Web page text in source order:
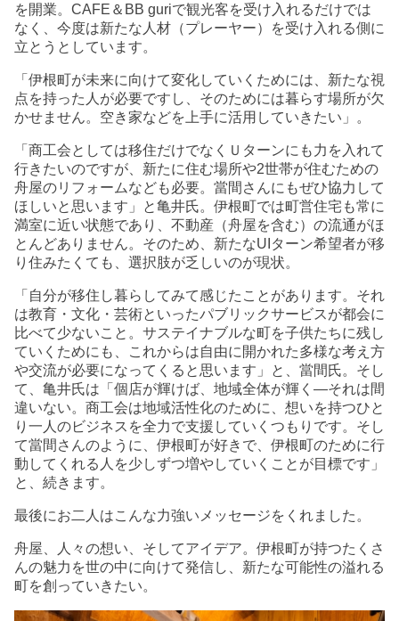
を開業。CAFE＆BB guriで観光客を受け入れるだけでは
なく、今度は新たな人材（プレーヤー）を受け入れる側に
立とうとしています。
「伊根町が未来に向けて変化していくためには、新たな視
点を持った人が必要ですし、そのためには暮らす場所が欠
かせません。空き家などを上手に活用していきたい」。
「商工会としては移住だけでなくＵターンにも力を入れて
行きたいのですが、新たに住む場所や2世帯が住むための
舟屋のリフォームなども必要。當間さんにもぜひ協力して
ほしいと思います」と亀井氏。伊根町では町営住宅も常に
満室に近い状態であり、不動産（舟屋を含む）の流通がほ
とんどありません。そのため、新たなUIターン希望者が移
り住みたくても、選択肢が乏しいのが現状。
「自分が移住し暮らしてみて感じたことがあります。それ
は教育・文化・芸術といったパブリックサービスが都会に
比べて少ないこと。サステイナブルな町を子供たちに残し
ていくためにも、これからは自由に開かれた多様な考え方
や交流が必要になってくると思います」と、當間氏。そし
て、亀井氏は「個店が輝けば、地域全体が輝く―それは間
違いない。商工会は地域活性化のために、想いを持つひと
り一人のビジネスを全力で支援していくつもりです。そし
て當間さんのように、伊根町が好きで、伊根町のために行
動してくれる人を少しずつ増やしていくことが目標です」
と、続きます。
最後にお二人はこんな力強いメッセージをくれました。
舟屋、人々の想い、そしてアイデア。伊根町が持つたくさ
んの魅力を世の中に向けて発信し、新たな可能性の溢れる
町を創っていきたい。